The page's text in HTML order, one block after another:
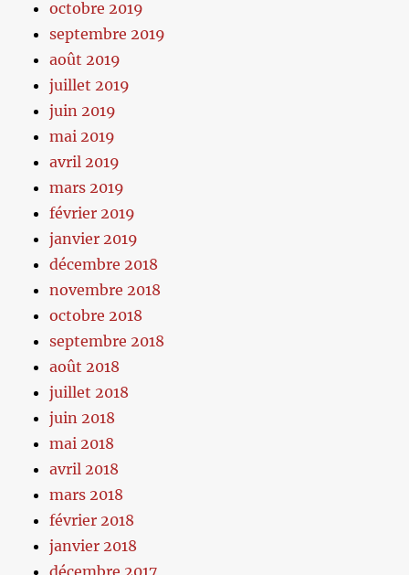
octobre 2019
septembre 2019
août 2019
juillet 2019
juin 2019
mai 2019
avril 2019
mars 2019
février 2019
janvier 2019
décembre 2018
novembre 2018
octobre 2018
septembre 2018
août 2018
juillet 2018
juin 2018
mai 2018
avril 2018
mars 2018
février 2018
janvier 2018
décembre 2017